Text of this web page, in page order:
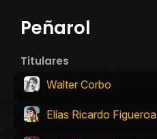
Peñarol
Titulares
Walter Corbo
Elías Ricardo Figueroa